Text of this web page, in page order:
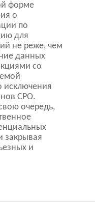
форме
о
по
для
не реже, чем
данных
со
исключения
СРО.
очередь,
закрывая
и